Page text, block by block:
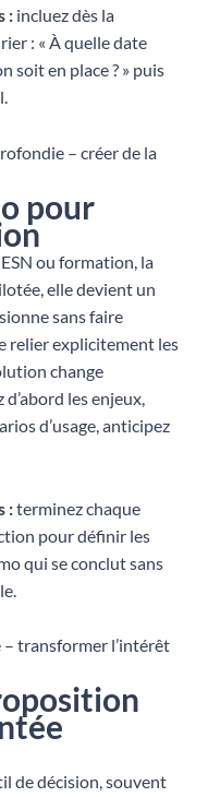
: incluez dès la
: « À quelle date
soit en place ? » puis
– créer de la
pour
ou formation, la
elle devient un
sans faire
relier explicitement les
change
les enjeux,
d’usage, anticipez
:terminez chaque
pour définir les
qui se conclut sans
transformer l’intérêt
de décision, souvent